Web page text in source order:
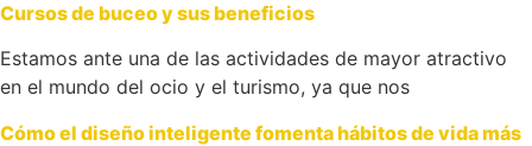
Cursos de buceo y sus beneficios
Estamos ante una de las actividades de mayor atractivo
en el mundo del ocio y el turismo, ya que nos
Cómo el diseño inteligente fomenta hábitos de vida más